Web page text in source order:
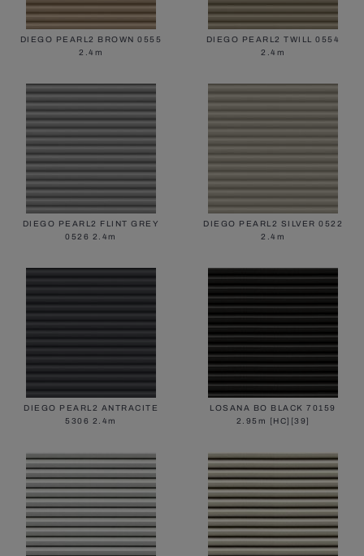
DIEGO PEARL2 BROWN 0555
2.4m
DIEGO PEARL2 TWILL 0554
2.4m
DIEGO PEARL2 FLINT GREY
0526 2.4m
DIEGO PEARL2 SILVER 0522
2.4m
DIEGO PEARL2 ANTRACITE
5306 2.4m
LOSANA BO BLACK 70159
2.95m [HC][39]